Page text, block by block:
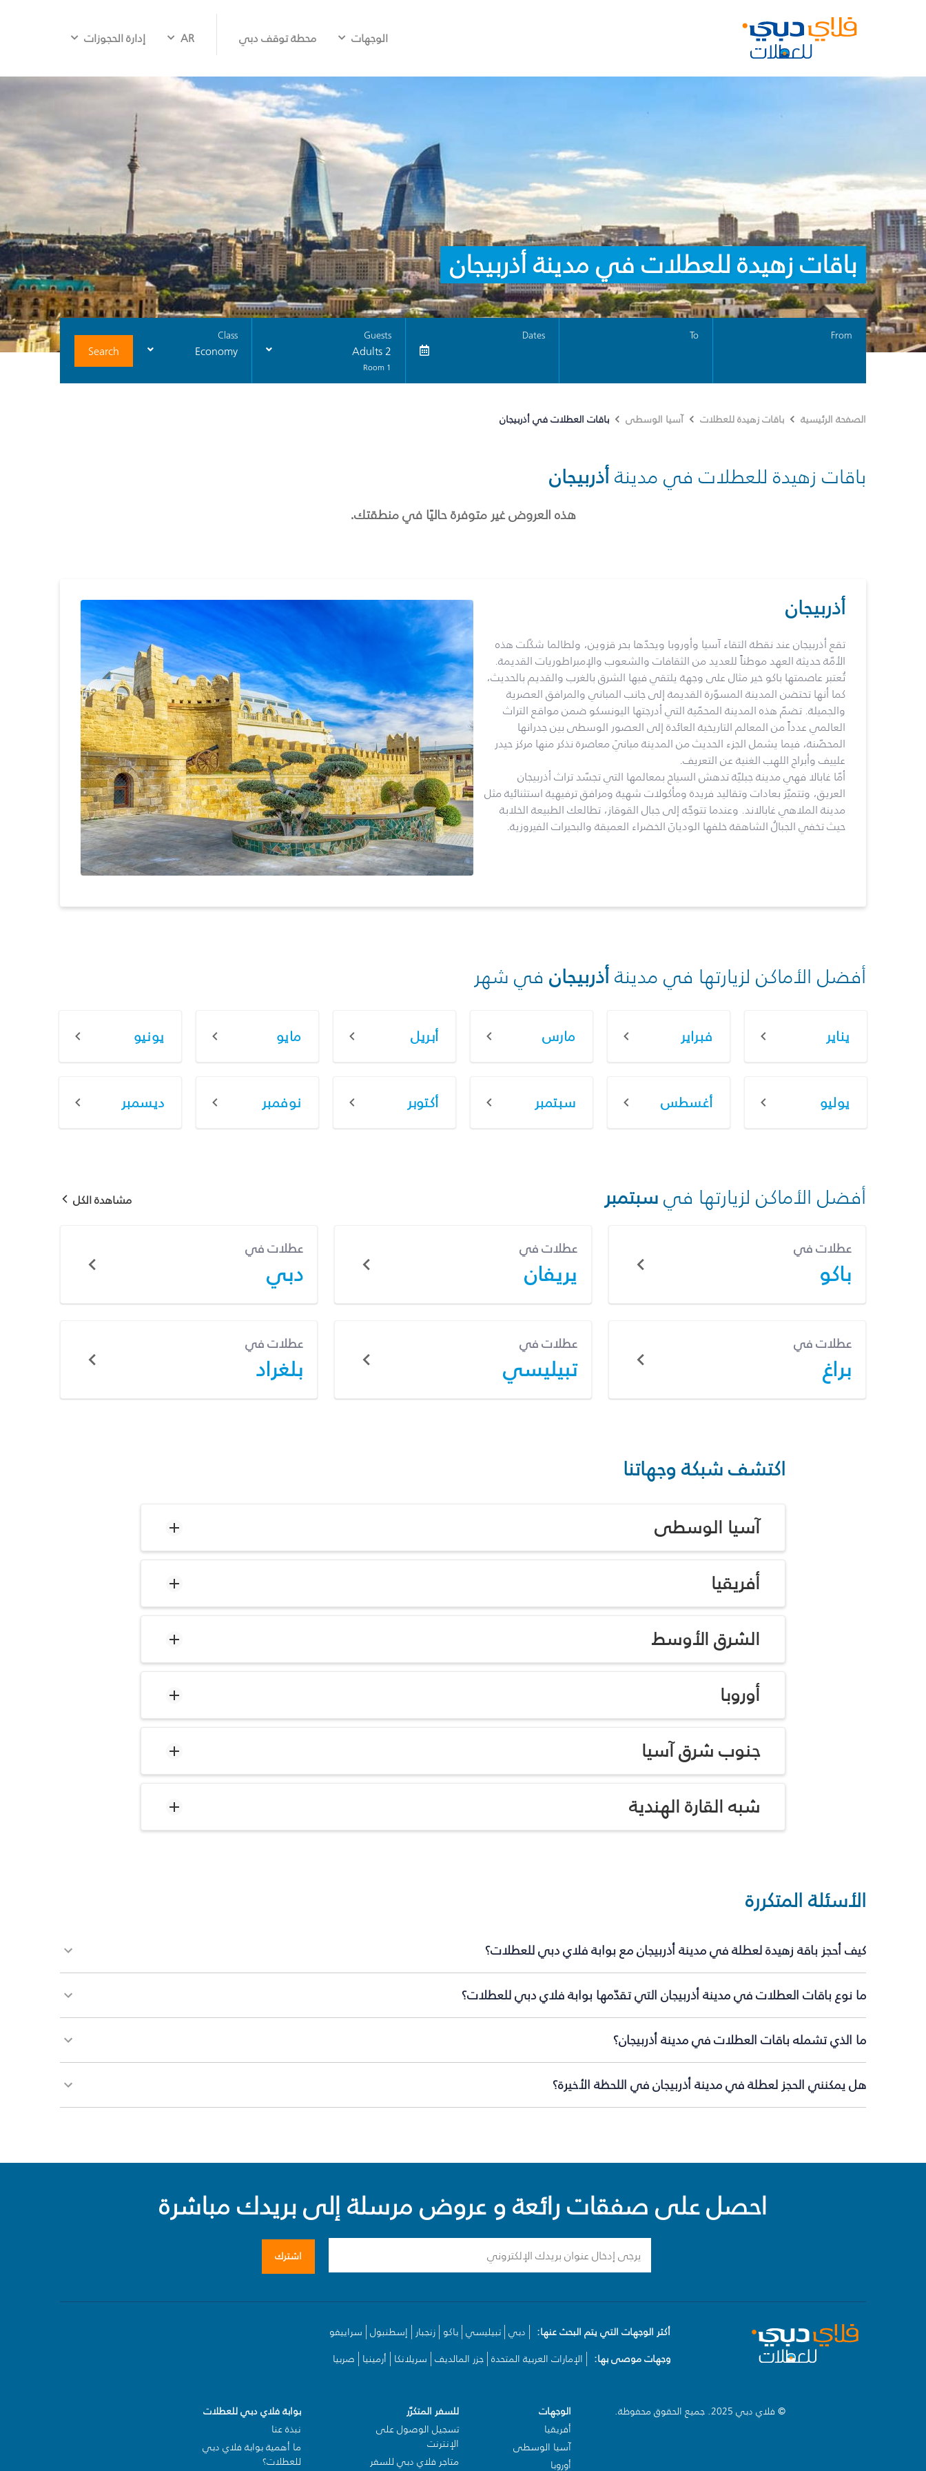
الوجهات محطة توقف دبي AR إدارة الحجوزات
باقات زهيدة للعطلات في مدينة أذربيجان
From
To
Dates
Guests
2 Adults
1 Room
Class
Economy
Search
الصفحة الرئيسية باقات زهيدة للعطلات آسيا الوسطى باقات العطلات في أذربيجان
باقات زهيدة للعطلات في مدينةأذربيجان
هذه العروض غير متوفرة حاليًا في منطقتك.
أذربيجان
تقع أذربيجان عند نقطة التقاء آسيا وأوروبا ويحدّها بحر قزوين، ولطالما شكّلت هذه
الأمّة حديثة العهد موطناً للعديد من الثقافات والشعوب والإمبراطوريات القديمة.
تُعتبر عاصمتها باكو خير مثال على وجهة يلتقي فيها الشرق بالغرب والقديم بالحديث،
كما أنها تحتضن المدينة المسوّرة القديمة إلى جانب المباني والمرافق العصرية
والجميلة. تضمّ هذه المدينة المحمّية التي أدرجتها اليونسكو ضمن مواقع التراث
العالمي عدداً من المعالم التاريخية العائدة إلى العصور الوسطى بين جدرانها
المحصّنة، فيما يشمل الجزء الحديث من المدينة مبانيَ معاصرة نذكر منها مركز حيدر
علييف وأبراج اللهب الغنية عن التعريف.
أمّا غابالا فهي مدينة جبليّة تدهش السياح بمعالمها التي تجسّد تراث أذربيجان
العريق، وتتميّز بعادات وتقاليد فريدة ومأكولات شهية ومرافق ترفيهية استثنائية مثل
مدينة الملاهي غابالاند. وعندما تتوجّه إلى جبال القوقاز، تطالعك الطبيعة الخلابة
حيث تخفي الجبالُ الشاهقة خلفها الوديانَ الخضراء العميقة والبحيرات الفيروزية.
أفضل الأماكن لزيارتها في مدينةأذربيجان في شهر
يناير فبراير مارس أبريل مايو يونيو
يوليو أغسطس سبتمبر أكتوبر نوفمبر ديسمبر
أفضل الأماكن لزيارتها فيسبتمبر مشاهدة الكل
عطلات في
باكو
عطلات في
يريفان
عطلات في
دبي
عطلات في
براغ
عطلات في
تبيليسي
عطلات في
بلغراد
اكتشف شبكة وجهاتنا
آسيا الوسطى
أفريقيا
الشرق الأوسط
أوروبا
جنوب شرق آسيا
شبه القارة الهندية
الأسئلة المتكررة
كيف أحجز باقة زهيدة لعطلة في مدينة أذربيجان مع بوابة فلاي دبي للعطلات؟
ما نوع باقات العطلات في مدينة أذربيجان التي تقدّمها بوابة فلاي دبي للعطلات؟
ما الذي تشمله باقات العطلات في مدينة أذربيجان؟
هل يمكنني الحجز لعطلة في مدينة أذربيجان في اللحظة الأخيرة؟
احصل على صفقات رائعة و عروض مرسلة إلى بريدك مباشرة
اشترك
أكثر الوجهات التي يتم البحث عنها: دبي تبيليسي باكو زنجبار إسطنبول سراييفو
وجهات موصى بها:
الإمارات العربية المتحدة جزر المالديف سريلانكا أرمينيا صربيا
© فلاي دبي 2025. جميع الحقوق محفوظة.
الوجهات
أفريقيا
آسيا الوسطى
أوروبا
للسفر المتكرّر
تسجيل الوصول على
الإنترنت
متاجر فلاي دبي للسفر
بوابة فلاي دبي للعطلات
نبذة عنا
ما أهمية بوابة فلاي دبي
للعطلات؟